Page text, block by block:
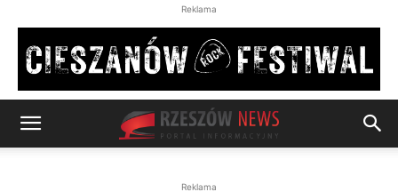
Reklama
Reklama